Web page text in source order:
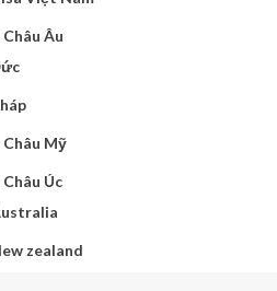
Âu
Mỹ
Úc
zealand